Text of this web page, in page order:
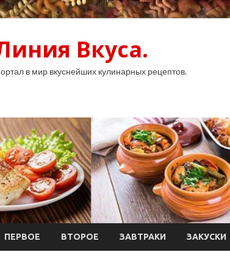
Вкуса.
в мир вкуснейших кулинарных рецептов.
ПЕРВОЕ ВТОРОЕ ЗАВТРАКИ ЗАКУСКИ